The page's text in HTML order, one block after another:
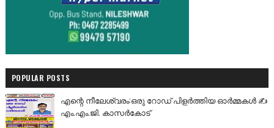
POPULAR POSTS
എന്റെ നീലേശ്വരം:ഒരു റോഡ് പിളർത്തിയ ഓർമ്മകൾ ✍️
എം.എം.ജി. കാസർകോട്